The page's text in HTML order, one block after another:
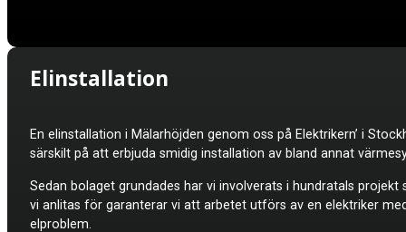
Elinstallation
En elinstallation i Mälarhöjden genom oss på Elektrikern’ i
särskilt på att erbjuda smidig installation av bland annat
Sedan bolaget grundades har vi involverats i hundratals
vi anlitas för garanterar vi att arbetet utförs av en elektriker
elproblem.